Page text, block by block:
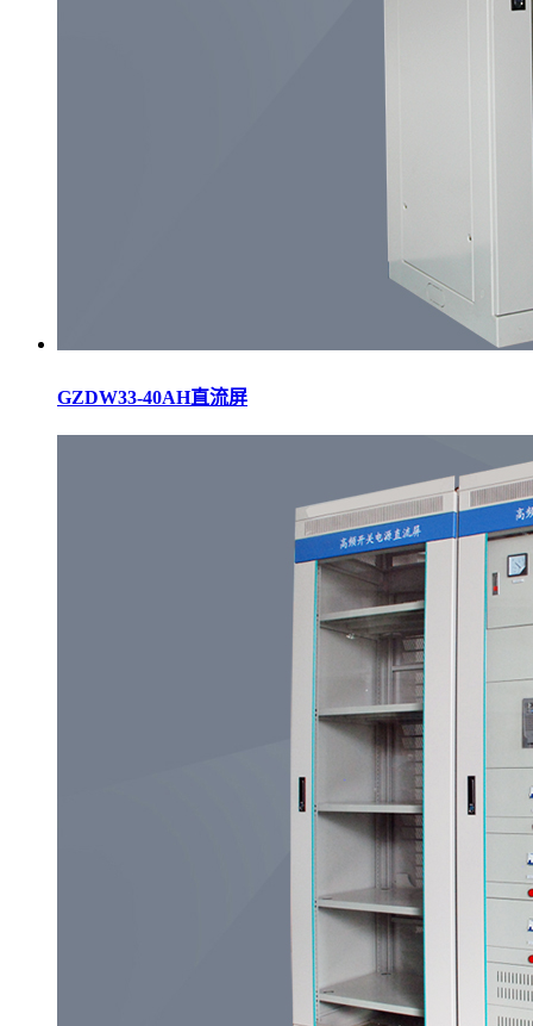
GZDW33-40AH直流屏